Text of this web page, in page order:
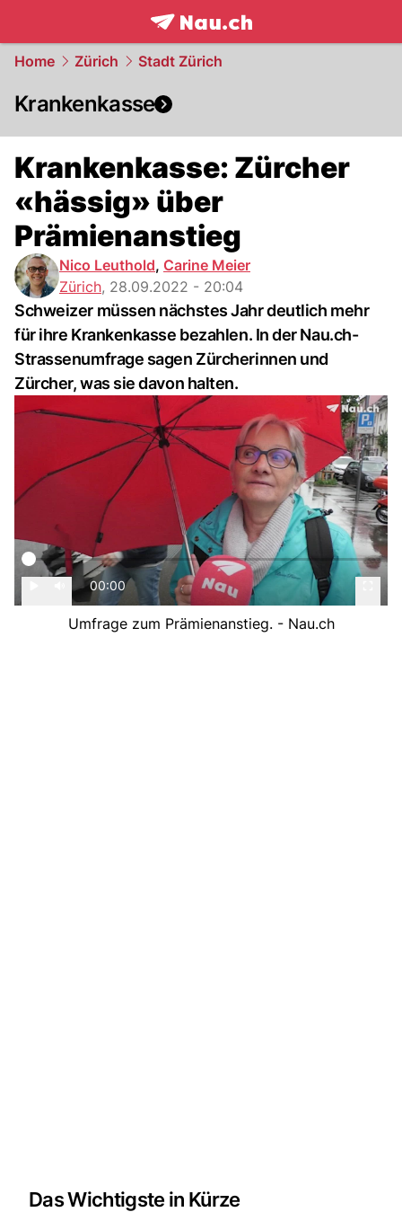
frontpage.NAU.ch
Home Zürich Stadt Zürich
Krankenkasse
Krankenkasse: Zürcher
«hässig» über
Prämienanstieg
Nico Leuthold, Carine Meier
Zürich, 28.09.2022 - 20:04
Schweizer müssen nächstes Jahr deutlich mehr
für ihre Krankenkasse bezahlen. In der Nau.ch-
Strassenumfrage sagen Zürcherinnen und
Zürcher, was sie davon halten.
00:00
Umfrage zum Prämienanstieg. - Nau.ch
Das Wichtigste in Kürze